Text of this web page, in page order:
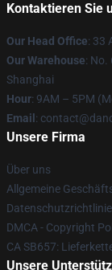
Kontaktieren Sie
Our Head Office: 33
Our Warehouse: No.
Shanghai
Hour: 9AM – 5PM
Email :
Unsere Firma
Über uns
Allgemeine
DMCA - Copyright
CA SB657:
Unsere